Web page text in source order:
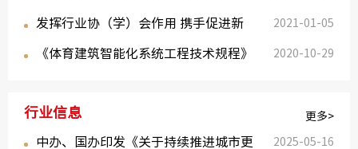
发挥行业协（学）会作用 携手促进新
时代行业发...
2021-01-05
《体育建筑智能化系统工程技术规程》 2020-10-29
行业信息 更多>
中办、国办印发《关于持续推进城市更 2025-05-16